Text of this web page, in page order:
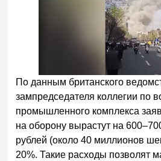
По данным британского
зампредседателя коллегии по
промышленного комплекса
на оборону вырастут на
рублей (около 40 миллионов
20%. Такие расходы позволят